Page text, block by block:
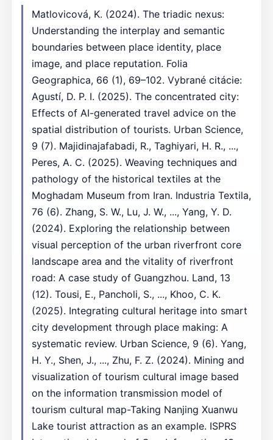
Matlovicová, K. (2024). The triadic nexus:
Understanding the interplay and semantic
boundaries between place identity, place
image, and place reputation. Folia
Geographica, 66 (1), 69–102. Vybrané citácie:
Agustí, D. P. I. (2025). The concentrated city:
Effects of AI-generated travel advice on the
spatial distribution of tourists. Urban Science,
9 (7). Majidinajafabadi, R., Taghiyari, H. R., ...,
Peres, A. C. (2025). Weaving techniques and
pathology of the historical textiles at the
Moghadam Museum from Iran. Industria Textila,
76 (6). Zhang, S. W., Lu, J. W., ..., Yang, Y. D.
(2024). Exploring the relationship between
visual perception of the urban riverfront core
landscape area and the vitality of riverfront
road: A case study of Guangzhou. Land, 13
(12). Tousi, E., Pancholi, S., ..., Khoo, C. K.
(2025). Integrating cultural heritage into smart
city development through place making: A
systematic review. Urban Science, 9 (6). Yang,
H. Y., Shen, J., ..., Zhu, F. Z. (2024). Mining and
visualization of tourism cultural image based
on the information transmission model of
tourism cultural map-Taking Nanjing Xuanwu
Lake tourist attraction as an example. ISPRS